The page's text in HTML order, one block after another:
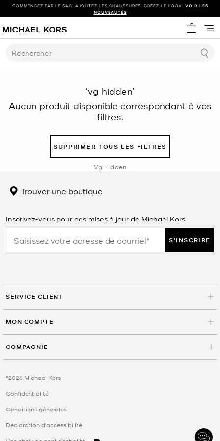
COMMENCEZ PAR LE SAC. AJOUTEZ LES CHAUSSURES. CRÉEZ LE LOOK. VOIR LES
NOUVEAUTÉS
Mon
Rechercher
‘vg hidden’
Aucun produit disponible correspondant à vos
filtres.
SUPPRIMER TOUS LES FILTRES
Vg Hidden
Trouver une boutique
Inscrivez-vous pour des mises à jour de Michael Kors
S'INSCRIRE
SERVICE CLIENT
MON COMPTE
COMPAGNIE
©2026 Michael Kors
Confidentialité
Conditions génerales
Déclaration d'accessibilité